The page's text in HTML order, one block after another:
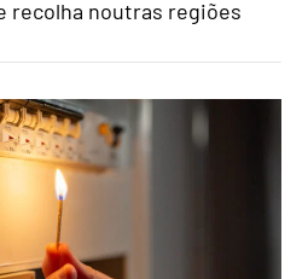
recolha noutras regiões